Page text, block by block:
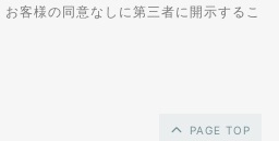
客様の同意なしに第三者に開示するこ
PAGE TOP